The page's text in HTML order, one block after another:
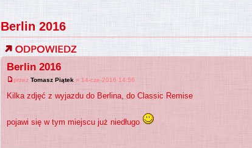
Berlin 2016
Berlin 2016
przez Tomasz Piątek » 14-cze-2016 14:56
Kilka zdjęć z wyjazdu do Berlina, do Classic Remise
pojawi się w tym miejscu już niedługo